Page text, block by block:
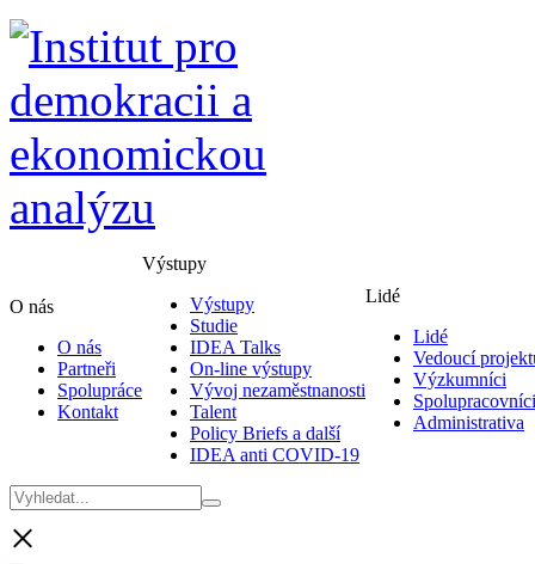
O nás
O nás
Partneři
Spolupráce
Kontakt
Výstupy
Výstupy
Studie
IDEA Talks
On-line výstupy
Vývoj nezaměstnanosti
Talent
Policy Briefs a další
IDEA anti COVID-19
Lidé
Lidé
Vedoucí
Výzkumníci
Spolupracovníci
Administrativa
×